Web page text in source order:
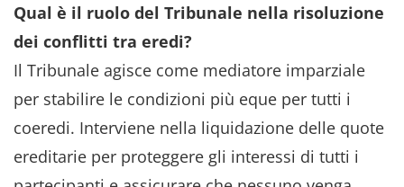
Qual è il ruolo del Tribunale nella risoluzione
dei conflitti tra eredi?
Il Tribunale agisce come mediatore imparziale
per stabilire le condizioni più eque per tutti i
coeredi. Interviene nella liquidazione delle quote
ereditarie per proteggere gli interessi di tutti i